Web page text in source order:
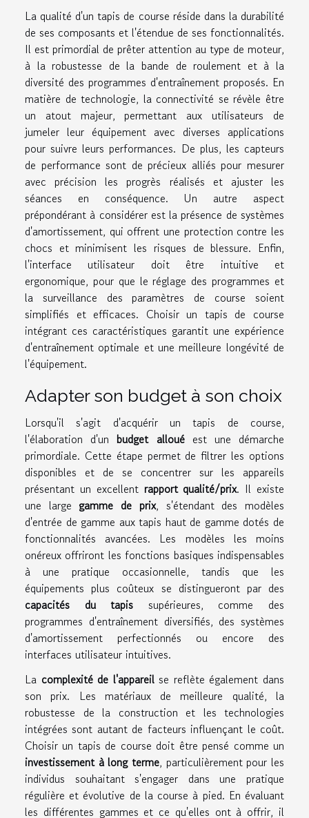
La qualité d'un tapis de course réside dans la durabilité
de ses composants et l'étendue de ses fonctionnalités.
Il est primordial de prêter attention au type de moteur,
à la robustesse de la bande de roulement et à la
diversité des programmes d'entraînement proposés. En
matière de technologie, la connectivité se révèle être
un atout majeur, permettant aux utilisateurs de
jumeler leur équipement avec diverses applications
pour suivre leurs performances. De plus, les capteurs
de performance sont de précieux alliés pour mesurer
avec précision les progrès réalisés et ajuster les
séances en conséquence. Un autre aspect
prépondérant à considérer est la présence de systèmes
d'amortissement, qui offrent une protection contre les
chocs et minimisent les risques de blessure. Enfin,
l'interface utilisateur doit être intuitive et
ergonomique, pour que le réglage des programmes et
la surveillance des paramètres de course soient
simplifiés et efficaces. Choisir un tapis de course
intégrant ces caractéristiques garantit une expérience
d'entraînement optimale et une meilleure longévité de
l'équipement.
Adapter son budget à son choix
Lorsqu'il s'agit d'acquérir un tapis de course,
l'élaboration d'un budget allouéest une démarche
primordiale. Cette étape permet de filtrer les options
disponibles et de se concentrer sur les appareils
présentant un excellent rapport qualité/prix. Il existe
une large gamme de prix, s'étendant des modèles
d'entrée de gamme aux tapis haut de gamme dotés de
fonctionnalités avancées. Les modèles les moins
onéreux offriront les fonctions basiques indispensables
à une pratique occasionnelle, tandis que les
équipements plus coûteux se distingueront par des
capacités du tapis supérieures, comme des
programmes d'entraînement diversifiés, des systèmes
d'amortissement perfectionnés ou encore des
interfaces utilisateur intuitives.
La complexité de l'appareilse reflète également dans
son prix. Les matériaux de meilleure qualité, la
robustesse de la construction et les technologies
intégrées sont autant de facteurs influençant le coût.
Choisir un tapis de course doit être pensé comme un
investissement à long terme, particulièrement pour les
individus souhaitant s'engager dans une pratique
régulière et évolutive de la course à pied. En évaluant
les différentes gammes et ce qu'elles ont à offrir, il